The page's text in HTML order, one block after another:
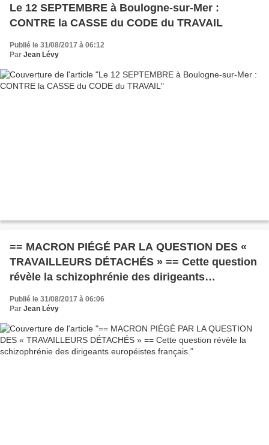
Le 12 SEPTEMBRE à Boulogne-sur-Mer :
CONTRE la CASSE du CODE du TRAVAIL
Publié le 31/08/2017 à 06:12
Par Jean Lévy
== MACRON PIÉGÉ PAR LA QUESTION DES «
TRAVAILLEURS DÉTACHÉS » == Cette question
révèle la schizophrénie des dirigeants
Publié le 31/08/2017 à 06:06
Par Jean Lévy